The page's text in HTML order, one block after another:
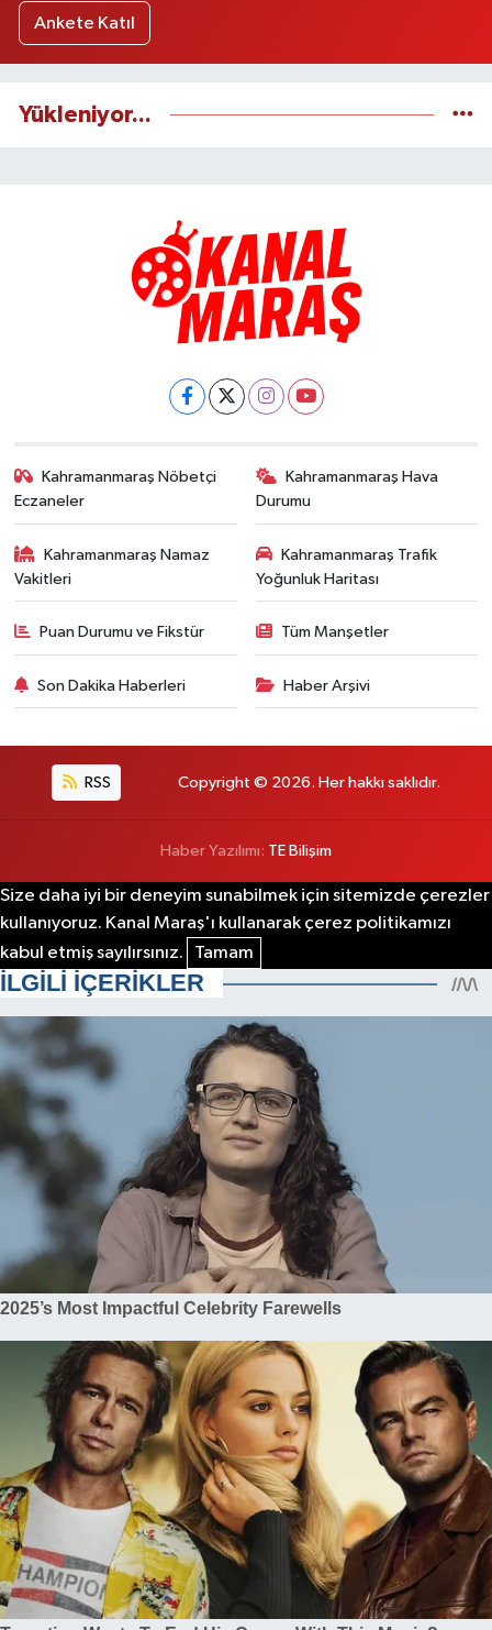
Ankete Katıl
Yükleniyor...
Kahramanmaraş Nöbetçi
Eczaneler
Kahramanmaraş Hava
Durumu
Kahramanmaraş Namaz
Vakitleri
Kahramanmaraş Trafik
Yoğunluk Haritası
Puan Durumu ve Fikstür Tüm Manşetler
Son Dakika Haberleri Haber Arşivi
RSS Copyright © 2026. Her hakkı saklıdır.
Haber Yazılımı: TE Bilişim
Size daha iyi bir deneyim sunabilmek için sitemizde çerezler
kullanıyoruz. Kanal Maraş'ı kullanarak çerez politikamızı
kabul etmiş sayılırsınız.
Tamam